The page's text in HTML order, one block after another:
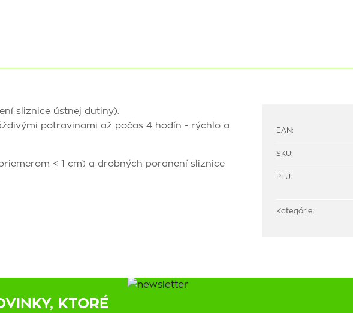
sliznice ústnej dutiny).
potravinami až počas 4 hodín - rýchlo a
< 1 cm) a drobných poranení sliznice
EAN:
SKU:
PLU:
Kategórie:
KTORÉ